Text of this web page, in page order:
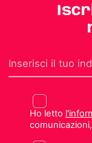
Ho letto